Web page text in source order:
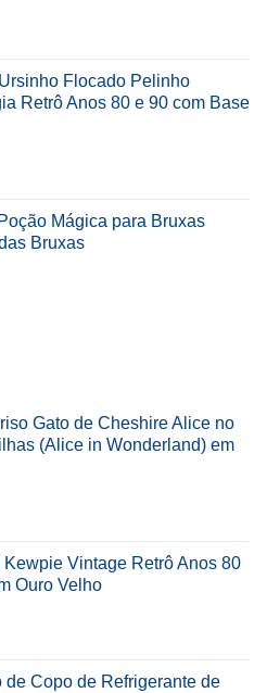
Flocado Pelinho
Retrô Anos 80 e 90 com Base
Mágica para Bruxas
Bruxas
Gato de Cheshire Alice no
(Alice in Wonderland) em
Vintage Retrô Anos 80
Ouro Velho
de Copo de Refrigerante de